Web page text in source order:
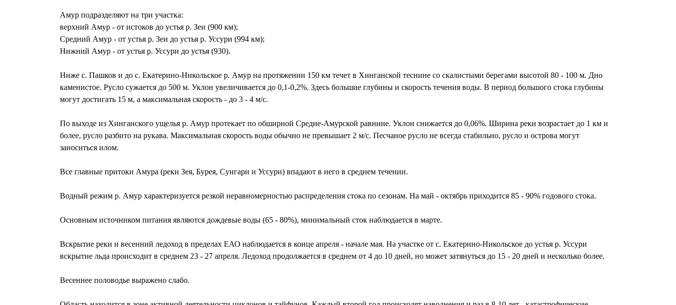
Амур подразделяют на три участка:
верхний Амур - от истоков до устья р. Зеи (900 км);
Средний Амур - от устья р. Зеи до устья р. Уссури (994 км);
Нижний Амур - от устья р. Уссури до устья (930).
Ниже с. Пашков и до с. Екатерино-Никольское р. Амур на протяжении 150 км течет в Хинганской теснине со скалистыми берегами высотой 80 - 100 м. Дно
каменистое. Русло сужается до 500 м. Уклон увеличивается до 0,1-0,2%. Здесь большие глубины и скорость течения воды. В период большого стока глубины
могут достигать 15 м, а максимальная скорость - до 3 - 4 м/с.
По выходе из Хинганского ущелья р. Амур протекает по обширной Средне-Амурской равнине. Уклон снижается до 0,06%. Ширина реки возрастает до 1 км и
более, русло разбито на рукава. Максимальная скорость воды обычно не превышает 2 м/с. Песчаное русло не всегда стабильно, русло и острова могут
заноситься илом.
Все главные притоки Амура (реки Зея, Бурея, Сунгари и Уссури) впадают в него в среднем течении.
Водный режим р. Амур характеризуется резкой неравномерностью распределения стока по сезонам. На май - октябрь приходится 85 - 90% годового стока.
Основным источником питания являются дождевые воды (65 - 80%), минимальный сток наблюдается в марте.
Вскрытие реки и весенний ледоход в пределах ЕАО наблюдается в конце апреля - начале мая. На участке от с. Екатерино-Никольское до устья р. Уссури
вскрытие льда происходит в среднем 23 - 27 апреля. Ледоход продолжается в среднем от 4 до 10 дней, но может затянуться до 15 - 20 дней и несколько более.
Весеннее половодье выражено слабо.